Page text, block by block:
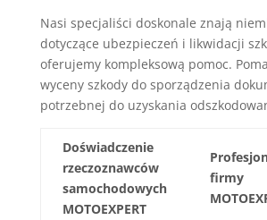
Nasi specjaliści doskonale znają
dotyczące ubezpieczeń i likwidacji
oferujemy kompleksową pomoc.
wyceny szkody do sporządzenia
potrzebnej do uzyskania
Doświadczenie
rzeczoznawców
samochodowych
MOTOEXPERT
firmy